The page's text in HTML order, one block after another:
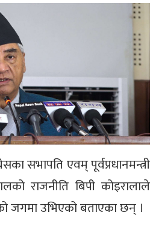
सभापति एवम् पूर्वप्रधानमन्त्री
राजनीति बिपी कोइरालाले
जगमा उभिएको बताएका छन् ।